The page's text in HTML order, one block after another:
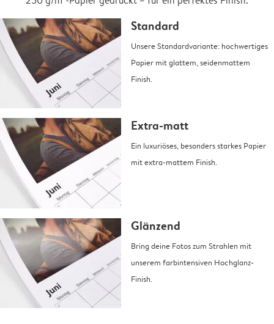
Standard
Unsere Standardvariante: hochwertiges
Papier mit glattem, seidenmattem
Finish.
Extra-matt
Ein luxuriöses, besonders starkes Papier
mit extra-mattem Finish.
Glänzend
Bring deine Fotos zum Strahlen mit
unserem farbintensiven Hochglanz-
Finish.